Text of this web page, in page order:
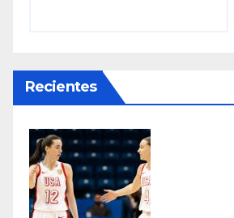
Recientes